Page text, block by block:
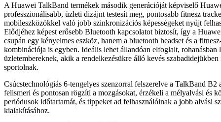
A Huawei TalkBand termékek második generációját képviselő
professzionálisabb, üzleti dizájnt testesít meg, pontosabb fitnesz
mobileszközökkel való jobb szinkronizációs képességeket nyújt
Elődjéhez képest erősebb Bluetooth kapcsolatot biztosít, így a
csupán egy kényelmes eszköz, hanem a bluetooth headset és a
kombinációja is egyben. Ideális lehet állandóan elfoglalt, rohanásban
üzletembereknek, akik a rendelkezésükre álló kevés szabadidejükben
sportolnak.
Csúcstechnológiás 6-tengelyes szenzorral felszerelve a TalkBand B2
felismeri és pontosan rögzíti a mozgásokat, érzékeli a mélyalvási és
periódusok időtartamát, és tippeket ad felhasználóinak a jobb alvási
kialakításához.